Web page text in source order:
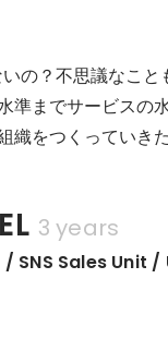
の？不思議なこと
準までサービスの
織をつくっていき
3 years
SNS Sales Unit